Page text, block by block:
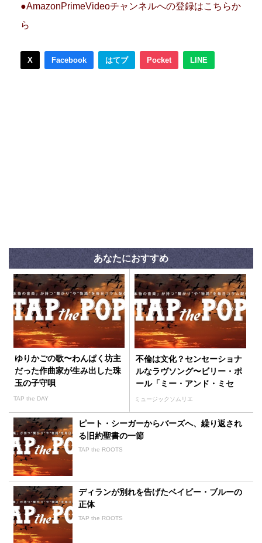
●AmazonPrimeVideoチャンネルへの登録はこちらか
ら
X Facebook はてブ Pocket LINE
あなたにおすすめ
ゆりかごの歌〜わんぱく坊主
だった作曲家が生み出した珠
玉の子守唄
TAP the DAY
不倫は文化？センセーショナ
ルなラヴソング〜ビリー・ポ
ール「ミー・アンド・ミセ
ス・ジョーンズ」
ミュージックソムリエ
ピート・シーガーからバーズへ、繰り返され
る旧約聖書の一節
TAP the ROOTS
ディランが別れを告げたベイビー・ブルーの
正体
TAP the ROOTS